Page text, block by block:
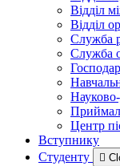
Відділ
Відділ
Служба
Служба
Центр
Вступнику
Студенту